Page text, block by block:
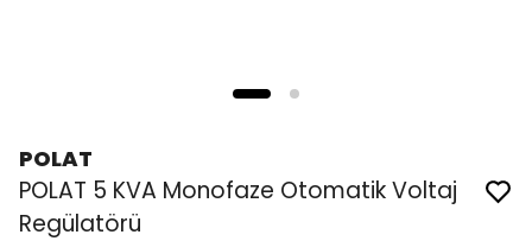
POLAT
POLAT 5 KVA Monofaze Otomatik Voltaj
Regülatörü